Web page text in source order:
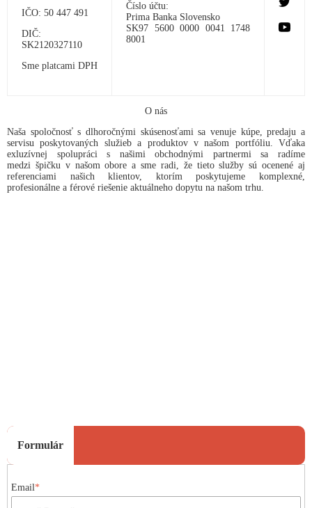
IČO: 50 447 491
DIČ:
SK2120327110
Sme platcami DPH
Číslo účtu:
Prima Banka Slovensko
SK97 5600 0000 0041 1748
8001
O nás
Naša spoločnosť s dlhoročnými skúsenosťami sa venuje kúpe, predaju a
servisu poskytovaných služieb a produktov v našom portfóliu. Vďaka
exluzívnej spolupráci s našimi obchodnými partnermi sa radíme
medzi špičku v našom obore a sme radi, že tieto služby sú ocenené aj
referenciami našich klientov, ktorím poskytujeme komplexné,
profesionálne a férové riešenie aktuálneho dopytu na našom trhu.
Formulár
Email*